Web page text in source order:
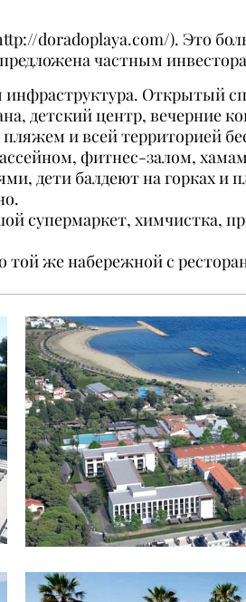
doradoplaya.com/). Это
частным
инфраструктура. Открытый
детский центр, вечерние
и всей территорией
фитнес-залом,
дети балдеют на горках
супермаркет, химчистка,
же набережной с